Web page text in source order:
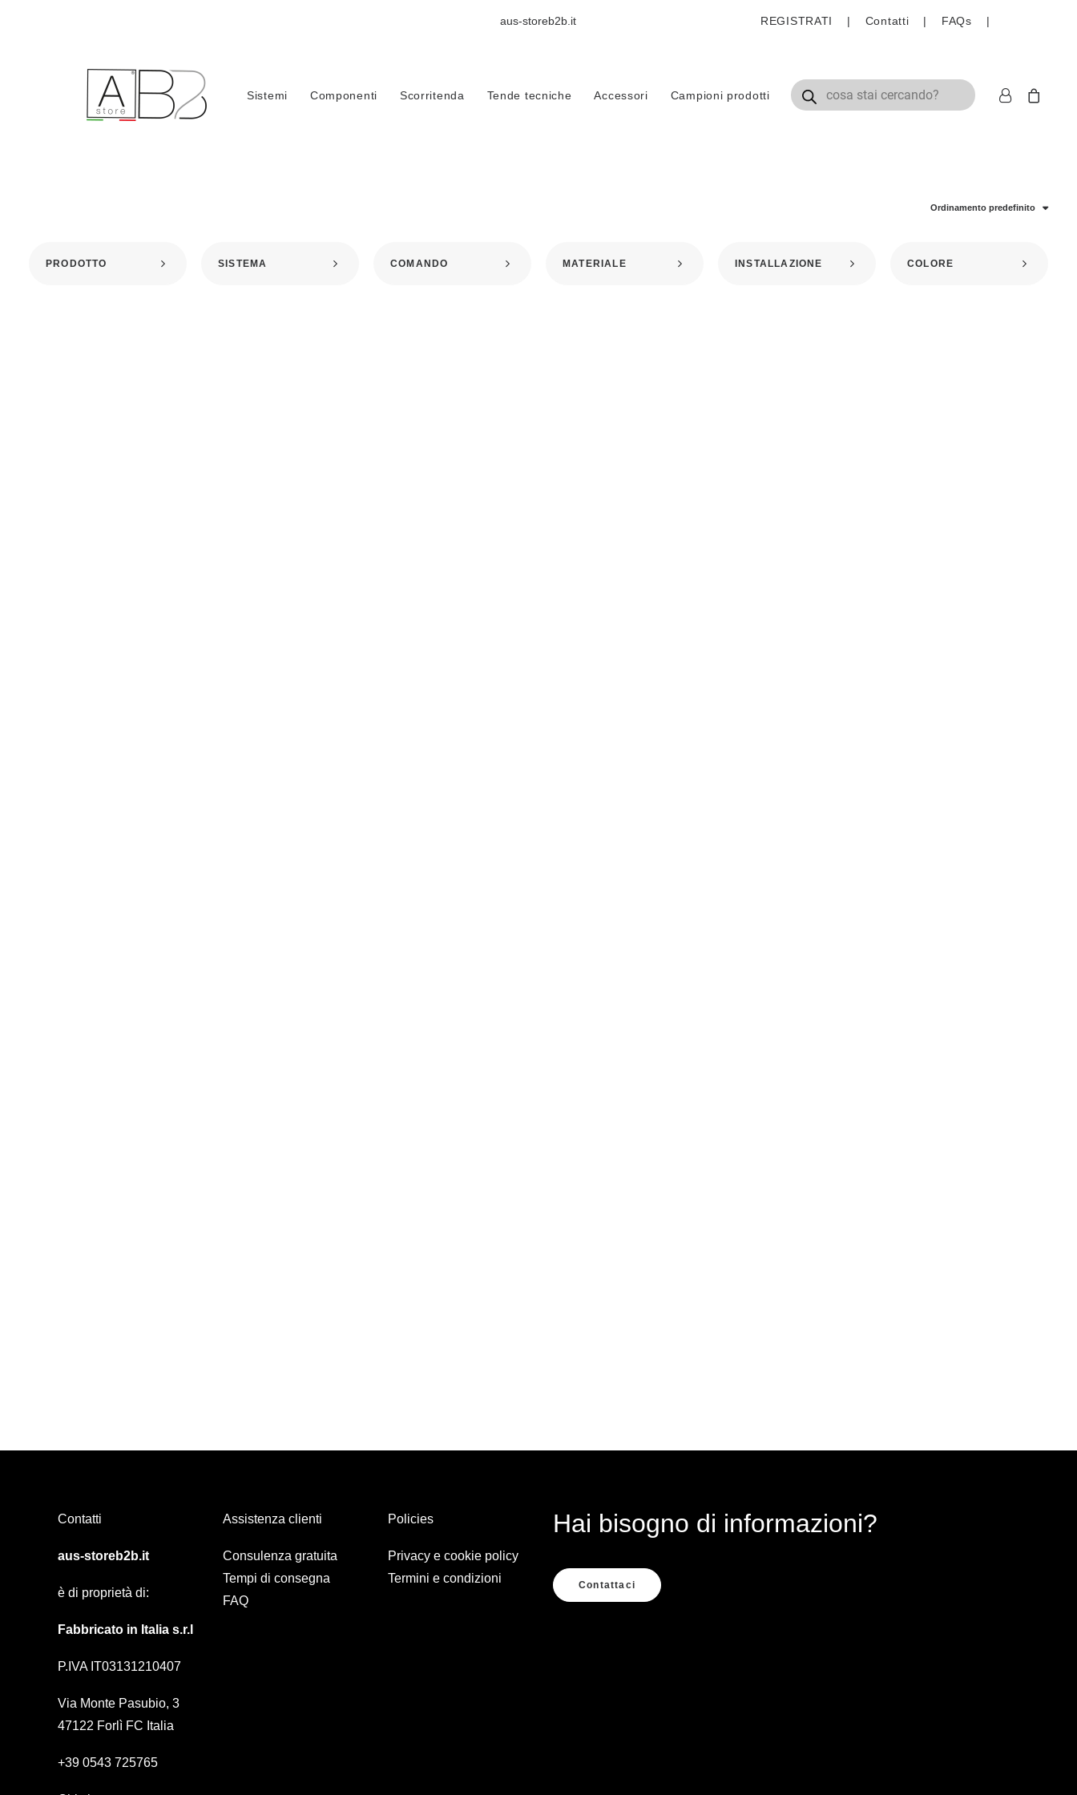
aus-storeb2b.it REGISTRATI | Contatti | FAQs |
Sistemi Componenti Scorritenda Tende tecniche Accessori Campioni prodotti Ricerca prodotti
Ordinamento predefinito
PRODOTTO SISTEMA COMANDO MATERIALE INSTALLAZIONE COLORE
Contatti
aus-storeb2b.it
è di proprietà di:
Fabbricato in Italia s.r.l
P.IVA IT03131210407
Via Monte Pasubio, 3
47122 Forlì FC Italia
+39 0543 725765
Assistenza clienti
Consulenza gratuita
Tempi di consegna
FAQ
Policies
Privacy e cookie policy
Termini e condizioni
Hai bisogno di informazioni?
Contattaci